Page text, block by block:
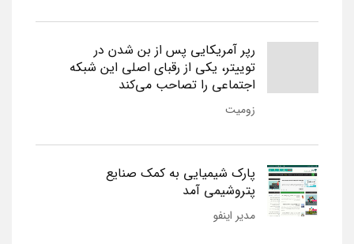
رپر آمریکایی پس از بن شدن در
توییتر، یکی از رقبای اصلی این شبکه
اجتماعی را تصاحب می‌کند
زومیت
پارک شیمیایی به کمک صنایع
پتروشیمی آمد
مدیر اینفو